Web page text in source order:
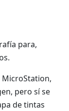
para,
pero sí se
de tintas